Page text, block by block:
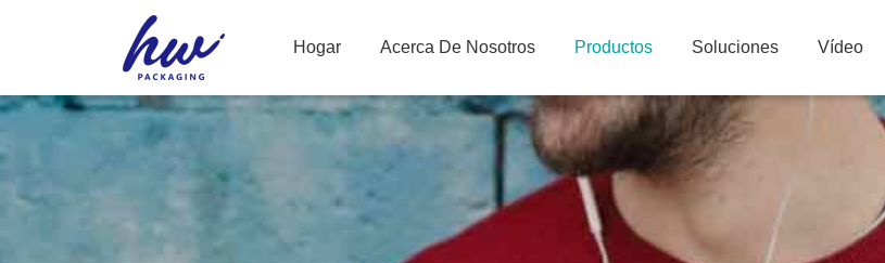
Hogar Acerca De Nosotros Productos Soluciones Vídeo